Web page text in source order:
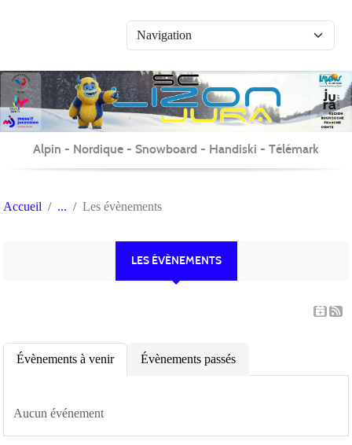
Alpin - Nordique - Snowboard - Handiski - Télémark
Accueil Les évènements
LES ÉVÈNEMENTS
Évènements à venir Évènements passés
Aucun événement